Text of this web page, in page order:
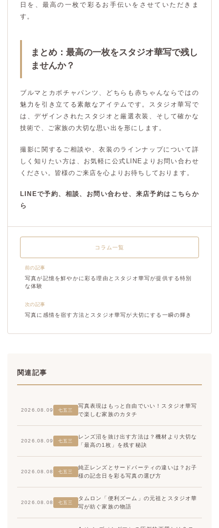
日を、最高の一枚で彩るお手伝いをさせていただきま
す。
まとめ：最高の一枚をスタジオ華写で残し
ませんか？
ブルマとカボチャパンツ、どちらも赤ちゃんならではの
魅力を引き立てる素敵なアイテムです。スタジオ華写で
は、デザインされたスタジオと厳選衣装、そして確かな
技術で、ご家族の大切な思い出を形にします。
撮影に関するご相談や、衣装のラインナップについて詳
しく知りたい方は、お気軽に公式LINEよりお問い合わせ
ください。皆様のご来店を心よりお待ちしております。
LINEで予約、相談、お問い合わせ、来店予約はこちらか
ら
前の記事
写真が記憶を鮮やかに彩る理由とスタジオ華写が提供する特別
な体験
コラム一覧
次の記事
写真に感情を宿す方法とスタジオ華写が大切にする一瞬の輝き
関連記事
2026.08.09 七五三
写真表現はもっと自由でいい！スタジオ華写
で楽しむ家族のカタチ
2026.08.09 七五三
レンズ沼を抜け出す方法は？機材より大切な
「最高の1枚」を残す秘訣
2026.08.08 七五三
純正レンズとサードパーティの違いは？お子
様の記念日を彩る写真の選び方
2026.08.08 七五三
タムロン「便利ズーム」の元祖とスタジオ華
写が紡ぐ家族の物語